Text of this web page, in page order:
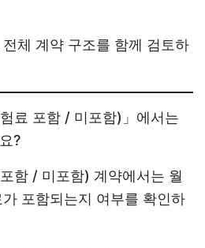
체 계약 구조를 함께 검토하
료 포함 / 미포함)」에서는
?
함 / 미포함) 계약에서는 월
포함되는지 여부를 확인하